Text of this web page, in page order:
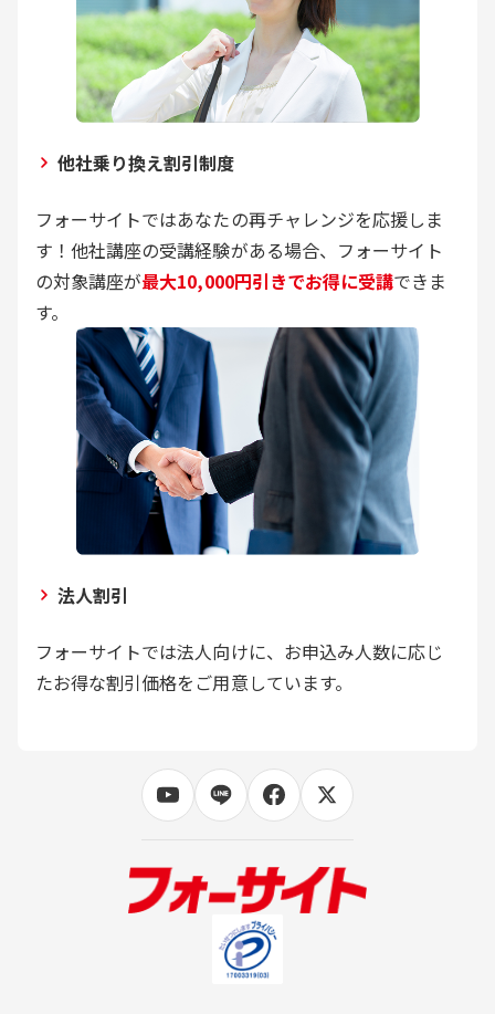
他社乗り換え割引制度
フォーサイトではあなたの再チャレンジを応援しま
す！他社講座の受講経験がある場合、フォーサイト
の対象講座が最大10,000円引きでお得に受講できま
す。
法人割引
フォーサイトでは法人向けに、お申込み人数に応じ
たお得な割引価格をご用意しています。